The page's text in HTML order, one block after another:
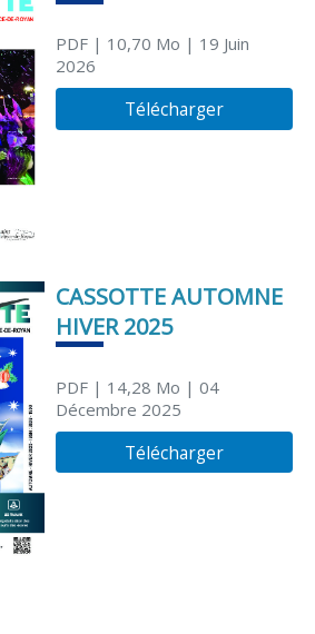
PDF| 10,70 Mo | 19 Juin
2026
Télécharger
CASSOTTE AUTOMNE
HIVER 2025
PDF| 14,28 Mo | 04
Décembre 2025
Télécharger